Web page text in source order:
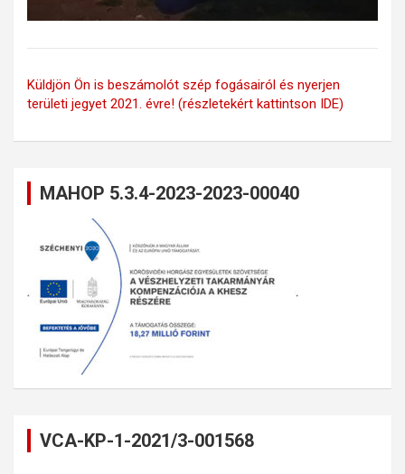
Küldjön Ön is beszámolót szép fogásairól és nyerjen
területi jegyet 2021. évre! (részletekért kattintson IDE)
MAHOP 5.3.4-2023-2023-00040
VCA-KP-1-2021/3-001568